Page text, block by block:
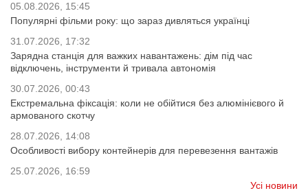
05.08.2026, 15:45
Популярні фільми року: що зараз дивляться українці
31.07.2026, 17:32
Зарядна станція для важких навантажень: дім під час
відключень, інструменти й тривала автономія
30.07.2026, 00:43
Екстремальна фіксація: коли не обійтися без алюмінієвого й
армованого скотчу
28.07.2026, 14:08
Особливості вибору контейнерів для перевезення вантажів
25.07.2026, 16:59
Усі новини